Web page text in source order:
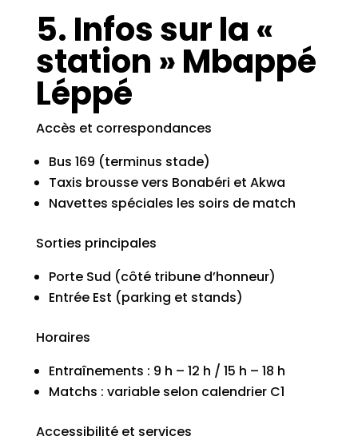
5. Infos sur la «
station » Mbappé
Léppé
Accès et correspondances
Bus 169 (terminus stade)
Taxis brousse vers Bonabéri et Akwa
Navettes spéciales les soirs de match
Sorties principales
Porte Sud (côté tribune d’honneur)
Entrée Est (parking et stands)
Horaires
Entraînements : 9 h – 12 h / 15 h – 18 h
Matchs : variable selon calendrier C1
Accessibilité et services